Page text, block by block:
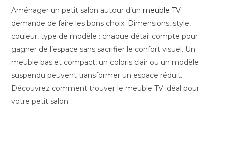
publication :
Aménager un petit salon autour d’un meuble TV
demande de faire les bons choix. Dimensions, style,
couleur, type de modèle : chaque détail compte pour
gagner de l’espace sans sacrifier le confort visuel. Un
meuble bas et compact, un coloris clair ou un modèle
suspendu peuvent transformer un espace réduit.
Découvrez comment trouver le meuble TV idéal pour
votre petit salon.